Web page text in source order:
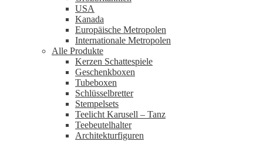
USA
Kanada
Europäische Metropolen
Internationale Metropolen
Alle Produkte
Kerzen Schattespiele
Geschenkboxen
Tubeboxen
Schlüsselbretter
Stempelsets
Teelicht Karusell – Tanz
Teebeutelhalter
Architekturfiguren